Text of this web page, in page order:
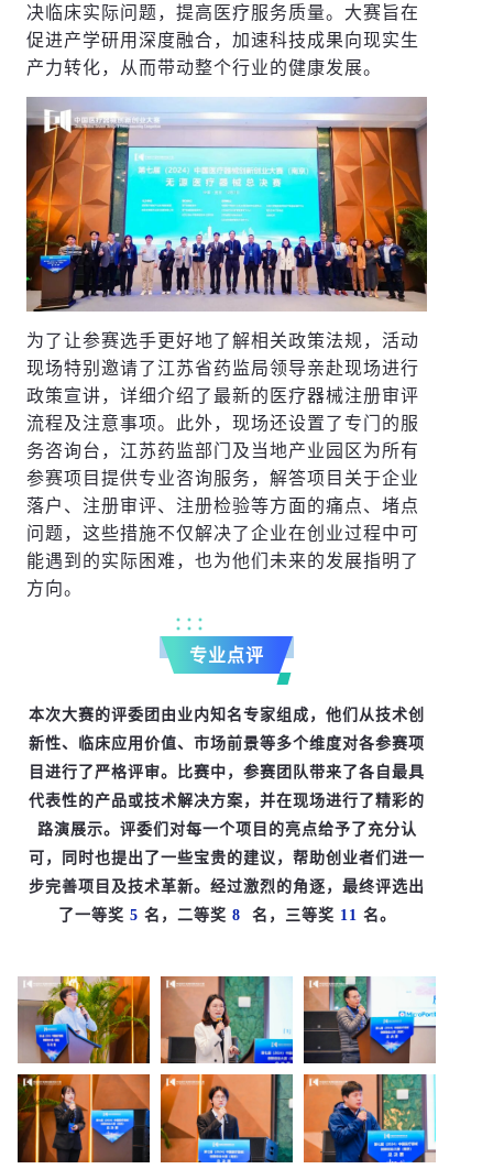
决临床实际问题，提高医疗服务质量。大赛旨在
促进产学研用深度融合，加速科技成果向现实生
产力转化，从而带动整个行业的健康发展。
为了让参赛选手更好地了解相关政策法规，活动
现场特别邀请了江苏省药监局领导亲赴现场进行
政策宣讲，详细介绍了最新的医疗器械注册审评
流程及注意事项。此外，现场还设置了专门的服
务咨询台，江苏药监部门及当地产业园区为所有
参赛项目提供专业咨询服务，解答项目关于企业
落户、注册审评、注册检验等方面的痛点、堵点
问题，这些措施不仅解决了企业在创业过程中可
能遇到的实际困难，也为他们未来的发展指明了
方向。
专业点评
本次大赛的评委团由业内知名专家组成，他们从技术创
新性、临床应用价值、市场前景等多个维度对各参赛项
目进行了严格评审。比赛中，参赛团队带来了各自最具
代表性的产品或技术解决方案，并在现场进行了精彩的
路演展示。评委们对每一个项目的亮点给予了充分认
可，同时也提出了一些宝贵的建议，帮助创业者们进一
步完善项目及技术革新。经过激烈的角逐，最终评选出
了一等奖 5 名，二等奖 8 名，三等奖 11 名。